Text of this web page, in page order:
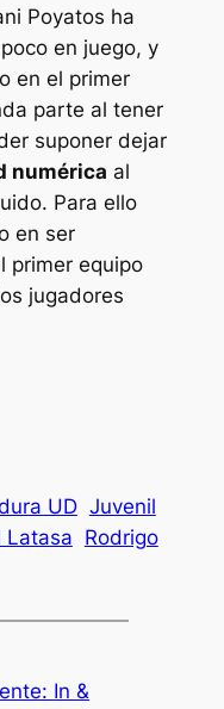
Poyatos ha
en juego, y
en el primer
parte al tener
suponer dejar
numérica al
Para ello
en ser
primer equipo
jugadores
UD Juvenil
Latasa
Rodrigo
In &